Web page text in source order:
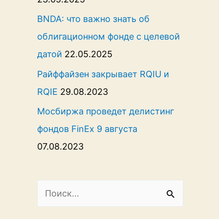
BNDA: что важно знать об
облигационном фонде с целевой
датой 22.05.2025
Райффайзен закрывает RQIU и
RQIE 29.08.2023
Мосбиржа проведет делистинг
фондов FinEx 9 августа
07.08.2023
а